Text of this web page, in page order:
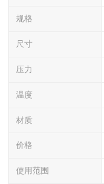
规格
尺寸
压力
温度
材质
价格
使用范围